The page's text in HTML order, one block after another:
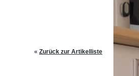
« Zurück zur Artikelliste